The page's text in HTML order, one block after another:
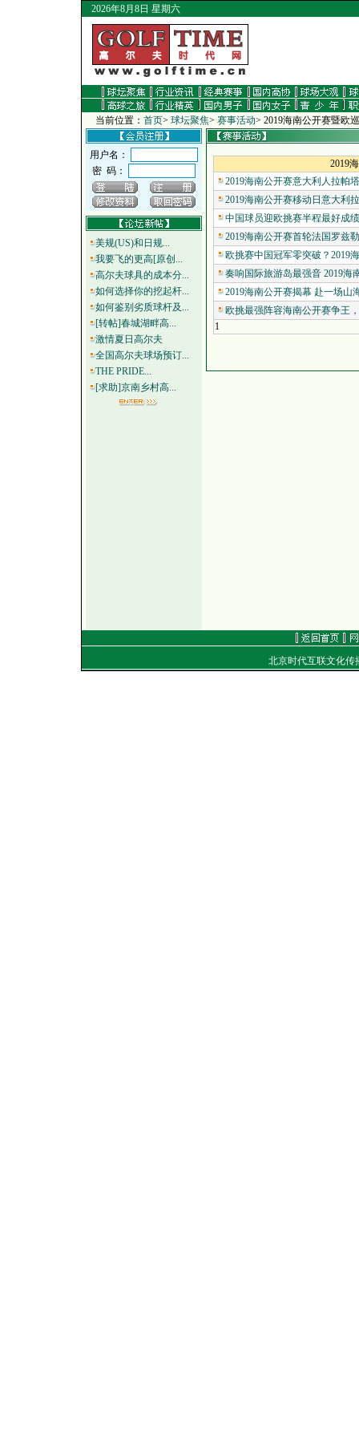
2026年8月8日 星期六
当前位置： 首页> 球坛聚焦> 赛事活动> 2019海南公开赛暨欧
用户名：
密 码：
美规(US)和日规...
我要飞的更高[原创...
高尔夫球具的成本分...
如何选择你的挖起杆...
如何鉴别劣质球杆及...
[转帖]春城湖畔高...
激情夏日高尔夫
全国高尔夫球场预订...
THE PRIDE...
[求助]京南乡村高...
2019
2019海南公开赛意大利人拉帕
2019海南公开赛移动日意大利
中国球员迎欧挑赛半程最好成
2019海南公开赛首轮法国罗兹
欧挑赛中国冠军零突破？2019
奏响国际旅游岛最强音 2019海
2019海南公开赛揭幕 赴一场山
欧挑最强阵容海南公开赛争王
1
北京时代互联文化